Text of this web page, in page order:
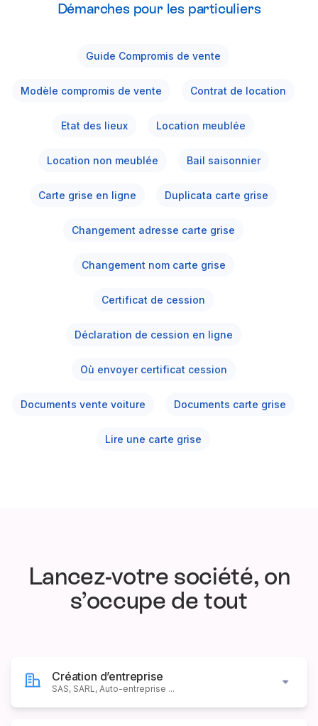
Démarches pour les particuliers
Guide Compromis de vente
Modèle compromis de vente Contrat de location
Etat des lieux Location meublée
Location non meublée Bail saisonnier
Carte grise en ligne Duplicata carte grise
Changement adresse carte grise
Changement nom carte grise
Certificat de cession
Déclaration de cession en ligne
Où envoyer certificat cession
Documents vente voiture Documents carte grise
Lire une carte grise
Lancez-votre société, on
s’occupe de tout
Création d’entreprise
SAS, SARL, Auto-entreprise ...